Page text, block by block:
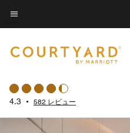
Skip
to
content
メニューのテキスト
4.3 • 582 レビュー